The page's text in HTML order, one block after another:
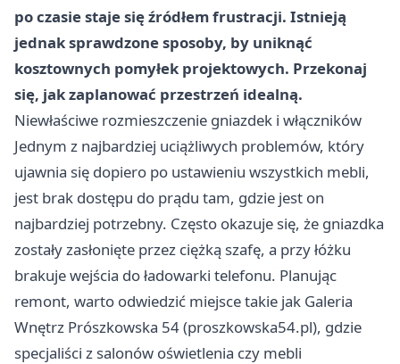
po czasie staje się źródłem frustracji. Istnieją
jednak sprawdzone sposoby, by uniknąć
kosztownych pomyłek projektowych. Przekonaj
się, jak zaplanować przestrzeń idealną.
Niewłaściwe rozmieszczenie gniazdek i włączników
Jednym z najbardziej uciążliwych problemów, który
ujawnia się dopiero po ustawieniu wszystkich mebli,
jest brak dostępu do prądu tam, gdzie jest on
najbardziej potrzebny. Często okazuje się, że gniazdka
zostały zasłonięte przez ciężką szafę, a przy łóżku
brakuje wejścia do ładowarki telefonu. Planując
remont, warto odwiedzić miejsce takie jak Galeria
Wnętrz Prószkowska 54 (proszkowska54.pl), gdzie
specjaliści z salonów oświetlenia czy mebli